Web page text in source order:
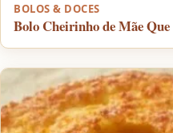
BOLOS & DOCES
Bolo Cheirinho de Mãe Que